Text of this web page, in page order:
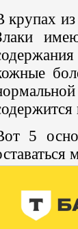
крупах
5